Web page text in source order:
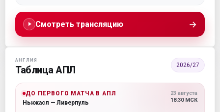
Смотреть трансляцию →
АНГЛИЯ
Таблица АПЛ 2026/27
ДО ПЕРВОГО МАТЧА В АПЛ
Ньюкасл — Ливерпуль
23 августа
18:30 МСК